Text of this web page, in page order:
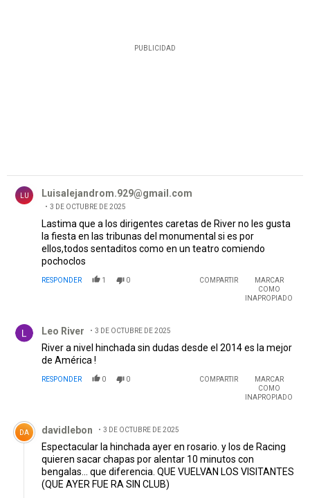
PUBLICIDAD
LU Luisalejandrom.929@gmail.com
3 DE OCTUBRE DE 2025
Lastima que a los dirigentes caretas de River no les gusta
la fiesta en las tribunas del monumental si es por
ellos,todos sentaditos como en un teatro comiendo
pochoclos
RESPONDER 1 0 COMPARTIR
MARCAR
COMO
INAPROPIADO
Leo River 3 DE OCTUBRE DE 2025
River a nivel hinchada sin dudas desde el 2014 es la mejor
de América !
RESPONDER 0 0 COMPARTIR
MARCAR
COMO
INAPROPIADO
Comentario de davidlebon.
DA davidlebon 3 DE OCTUBRE DE 2025
Espectacular la hinchada ayer en rosario. y los de Racing
quieren sacar chapas por alentar 10 minutos con
bengalas... que diferencia. QUE VUELVAN LOS VISITANTES
(QUE AYER FUE RA SIN CLUB)